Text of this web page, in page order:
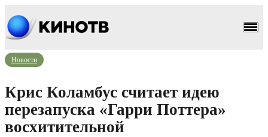
Новости
Крис Коламбус считает идею
перезапуска «Гарри Поттера»
восхитительной